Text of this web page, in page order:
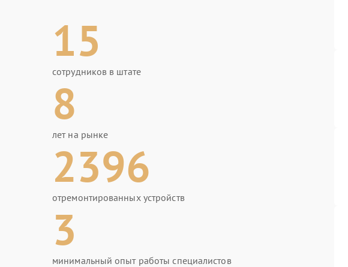
15
сотрудников в штате
8
лет на рынке
2396
отремонтированных устройств
3
минимальный опыт работы специалистов